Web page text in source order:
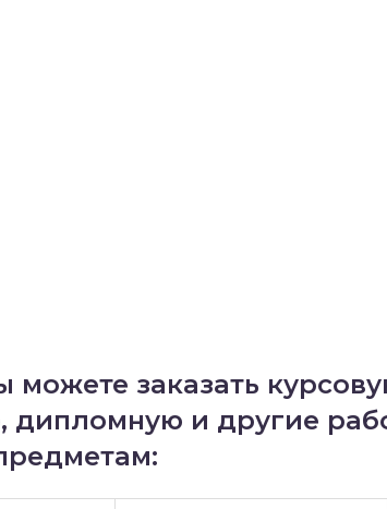
можете заказать
дипломную и другие